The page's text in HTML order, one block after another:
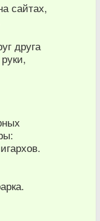
сайтах,
друга